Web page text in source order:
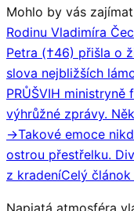
Mohlo by vás zajímat
Rodinu Vladimíra
Petra (†46) přišla o
slova nejbližších
PRŮŠVIH
výhrůžné zprávy.
→Takové emoce
ostrou přestřelku.
z kradeníCelý
Napjatá atmosféra